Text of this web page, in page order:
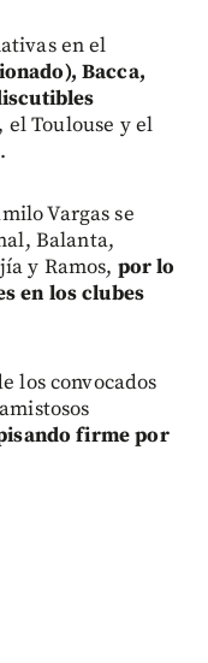
en el
Bacca,
Toulouse y el
Vargas se
Balanta,
y Ramos, por lo
en los clubes
los convocados
firme por